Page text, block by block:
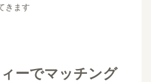
きます
ィーでマッチング